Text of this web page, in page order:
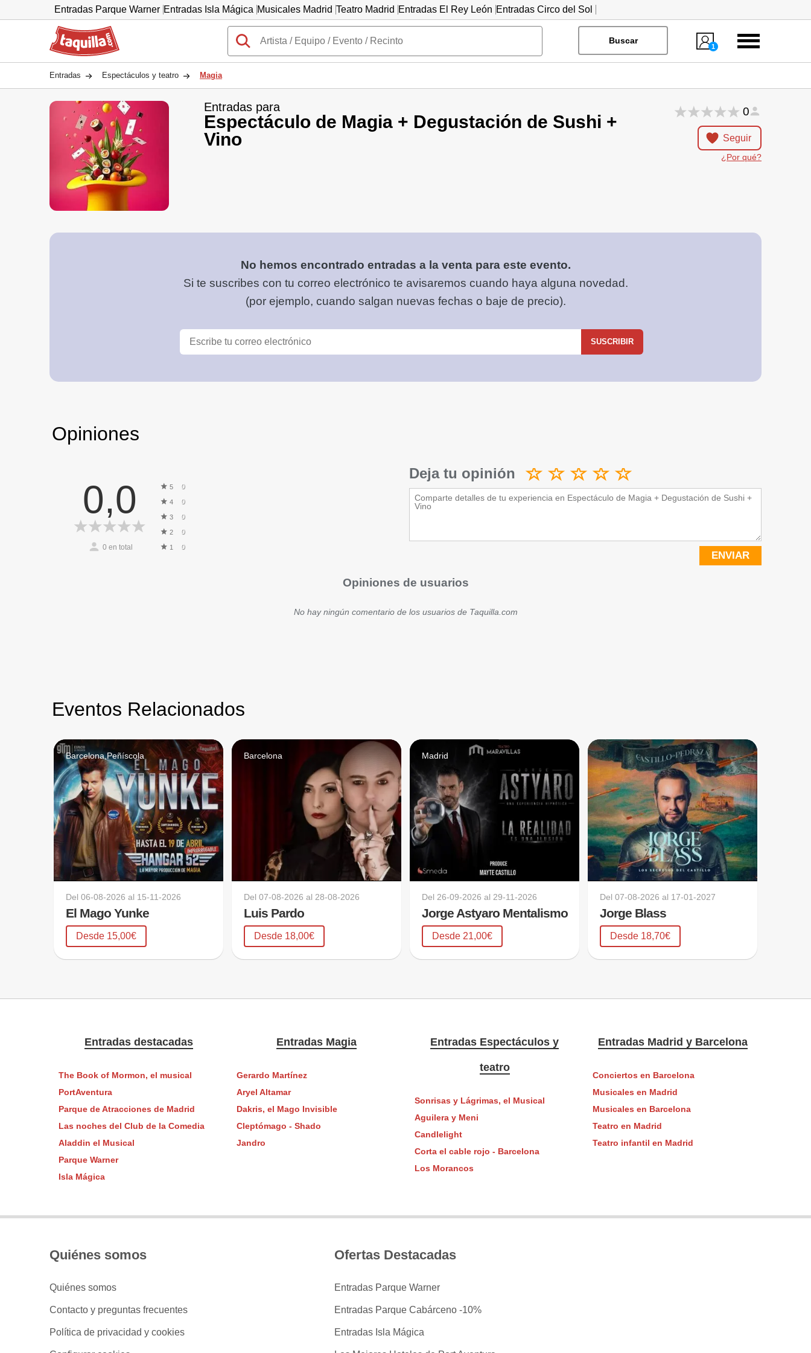
Entradas Parque Warner Entradas Isla Mágica Musicales Madrid Teatro Madrid Entradas El Rey León Entradas Circo del Sol
Taquilla.com
Buscar
1
Menú
Entradas Espectáculos y teatro Magia
Entradas para
Espectáculo de Magia + Degustación de Sushi +
Vino
0
Seguir
¿Por qué?
No hemos encontrado entradas a la venta para este evento.
Si te suscribes con tu correo electrónico te avisaremos cuando haya alguna novedad.
(por ejemplo, cuando salgan nuevas fechas o baje de precio).
SUSCRIBIR
Opiniones
0,0
0 en total
5 0
4 0
3 0
2 0
1 0
Deja tu opinión
ENVIAR
Opiniones de usuarios
No hay ningún comentario de los usuarios de Taquilla.com
Eventos Relacionados
Barcelona,Peñíscola
Del06-08-2026 al 15-11-2026
El Mago Yunke
Desde 15,00€
Barcelona
Del07-08-2026 al28-08-2026
Luis Pardo
Desde 18,00€
Madrid
Del26-09-2026 al29-11-2026
Jorge Astyaro Mentalismo
Desde 21,00€
Del07-08-2026 al 17-01-2027
Jorge Blass
Desde 18,70€
Entradas destacadas
The Book of Mormon, el musical
PortAventura
Parque de Atracciones de Madrid
Las noches del Club de la Comedia
Aladdin el Musical
Parque Warner
Isla Mágica
Entradas Magia
Gerardo Martínez
Aryel Altamar
Dakris, el Mago Invisible
Cleptómago - Shado
Jandro
Entradas Espectáculos y
teatro
Sonrisas y Lágrimas, el Musical
Aguilera y Meni
Candlelight
Corta el cable rojo - Barcelona
Los Morancos
Entradas Madrid y Barcelona
Conciertos en Barcelona
Musicales en Madrid
Musicales en Barcelona
Teatro en Madrid
Teatro infantil en Madrid
Quiénes somos
Quiénes somos
Contacto y preguntas frecuentes
Política de privacidad y cookies
Ofertas Destacadas
Entradas Parque Warner
Entradas Parque Cabárceno -10%
Entradas Isla Mágica